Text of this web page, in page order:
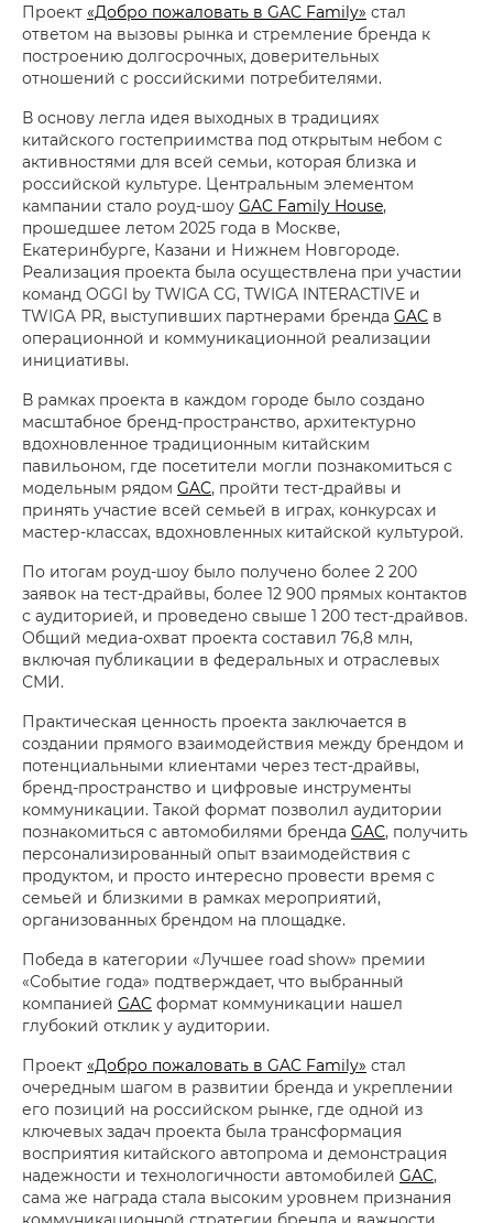
Проект «Добро пожаловать в GAC Family» стал
ответом на вызовы рынка и стремление бренда к
построению долгосрочных, доверительных
отношений с российскими потребителями.
В основу легла идея выходных в традициях
китайского гостеприимства под открытым небом с
активностями для всей семьи, которая близка и
российской культуре. Центральным элементом
кампании стало роуд-шоу GAC Family House,
прошедшее летом 2025 года в Москве,
Екатеринбурге, Казани и Нижнем Новгороде.
Реализация проекта была осуществлена при участии
команд OGGI by TWIGA CG, TWIGA INTERACTIVE и
TWIGA PR, выступивших партнерами бренда GAC в
операционной и коммуникационной реализации
инициативы.
В рамках проекта в каждом городе было создано
масштабное бренд-пространство, архитектурно
вдохновленное традиционным китайским
павильоном, где посетители могли познакомиться с
модельным рядом GAC, пройти тест-драйвы и
принять участие всей семьей в играх, конкурсах и
мастер-классах, вдохновленных китайской культурой.
По итогам роуд-шоу было получено более 2 200
заявок на тест-драйвы, более 12 900 прямых контактов
с аудиторией, и проведено свыше 1 200 тест-драйвов.
Общий медиа-охват проекта составил 76,8 млн,
включая публикации в федеральных и отраслевых
СМИ.
Практическая ценность проекта заключается в
создании прямого взаимодействия между брендом и
потенциальными клиентами через тест-драйвы,
бренд-пространство и цифровые инструменты
коммуникации. Такой формат позволил аудитории
познакомиться с автомобилями бренда GAC, получить
персонализированный опыт взаимодействия с
продуктом, и просто интересно провести время с
семьей и близкими в рамках мероприятий,
организованных брендом на площадке.
Победа в категории «Лучшее road show» премии
«Событие года» подтверждает, что выбранный
компанией GAC формат коммуникации нашел
глубокий отклик у аудитории.
Проект «Добро пожаловать в GAC Family» стал
очередным шагом в развитии бренда и укреплении
его позиций на российском рынке, где одной из
ключевых задач проекта была трансформация
восприятия китайского автопрома и демонстрация
надежности и технологичности автомобилей GAC,
сама же награда стала высоким уровнем признания